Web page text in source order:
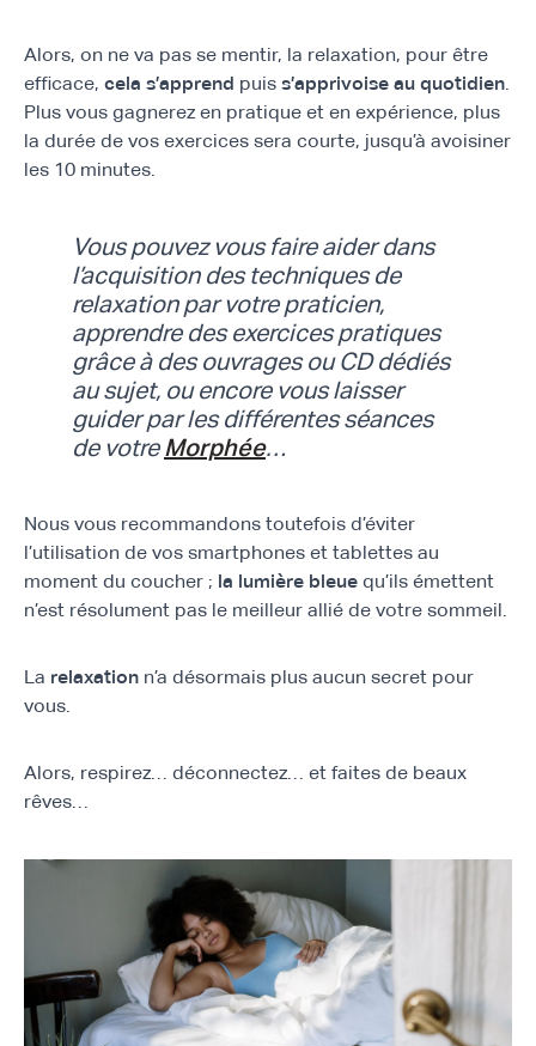
Alors, on ne va pas se mentir, la relaxation, pour être
efficace, cela s’apprend puis s’apprivoise au quotidien
Plus vous gagnerez en pratique et en expérience, plus
la durée de vos exercices sera courte, jusqu’à avoisiner
les 10 minutes.
Vous pouvez vous faire aider dans
l’acquisition des techniques de
relaxation par votre praticien,
apprendre des exercices pratiques
grâce à des ouvrages ou CD dédiés
au sujet, ou encore vous laisser
guider par les différentes séances
de votre Morphée…
Nous vous recommandons toutefois d’éviter
l’utilisation de vos smartphones et tablettes au
moment du coucher ; la lumière bleue qu’ils émettent
n’est résolument pas le meilleur allié de votre sommeil.
La relaxation n’a désormais plus aucun secret pour
vous.
Alors, respirez… déconnectez… et faites de beaux
rêves…